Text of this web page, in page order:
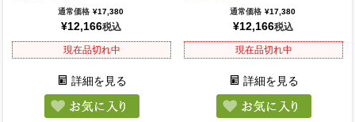
通常価格 ¥17,380
¥12,166税込
現在品切れ中
詳細を見る
通常価格 ¥17,380
¥12,166税込
現在品切れ中
詳細を見る